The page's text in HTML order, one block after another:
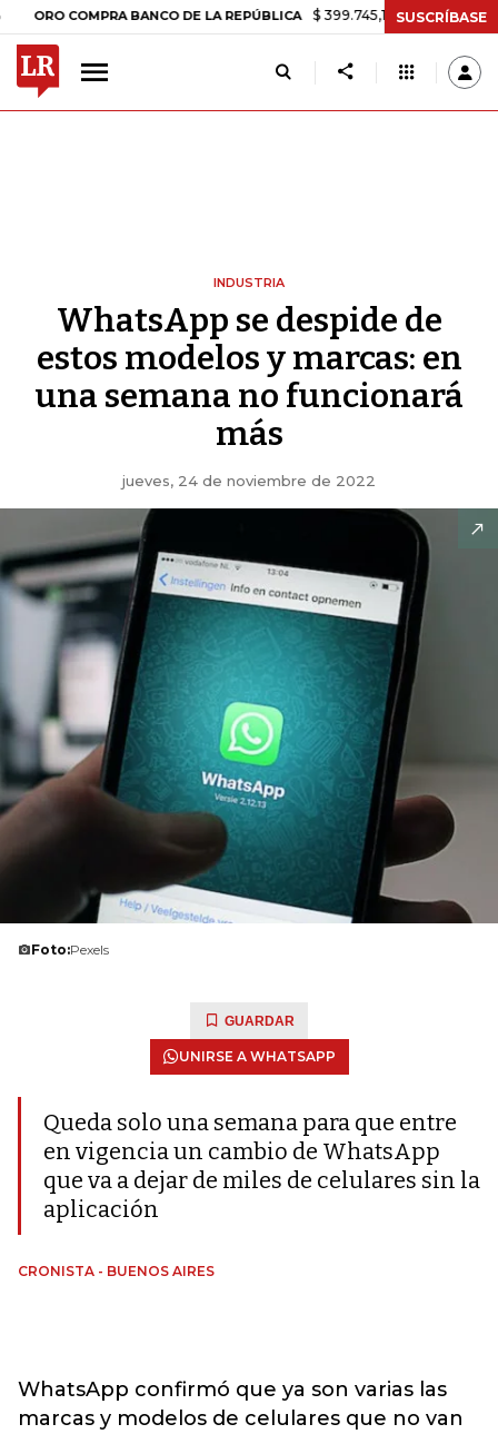
COMPRA BANCO DE LA REPÚBLICA $ 399.745,16 +$ 2.295,71 +0,58%
SUSCRÍBASE
INDUSTRIA
WhatsApp se despide de
estos modelos y marcas: en
una semana no funcionará
más
jueves, 24 de noviembre de 2022
Foto:Pexels
GUARDAR
UNIRSE A WHATSAPP
Queda solo una semana para que entre
en vigencia un cambio de WhatsApp
que va a dejar de miles de celulares sin la
aplicación
CRONISTA - BUENOS AIRES
WhatsApp confirmó que ya son varias las
marcas y modelos de celulares que no van